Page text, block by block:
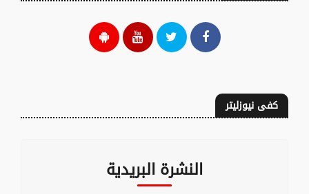
كفى نيوزليتر
النشرة البريدية